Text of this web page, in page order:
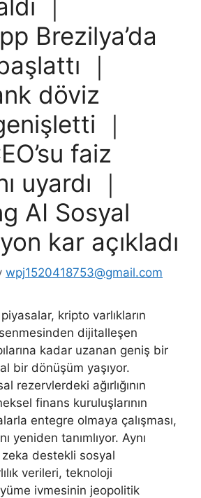
｜
Brezilya’da
｜
döviz
｜
faiz
uyardı ｜
AI Sosyal
kar açıkladı
wpj1520418753@gmail.com
kripto varlıkların
dijitalleşen
kadar uzanan geniş bir
bir dönüşüm yaşıyor.
rezervlerdeki ağırlığının
finans kuruluşlarının
entegre olmaya çalışması,
yeniden tanımlıyor. Aynı
destekli sosyal
verileri, teknoloji
ivmesinin jeopolitik